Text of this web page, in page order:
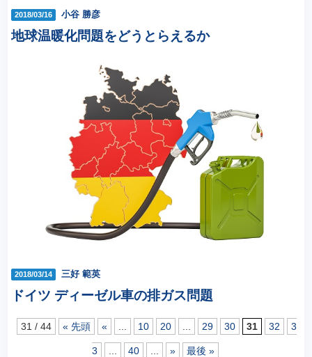
2018/03/16 小谷 勝彦
地球温暖化問題をどうとらえるか
2018/03/14 三好 範英
ドイツ ディーゼル車の排ガス問題
31 / 44 « 先頭 « 10 20 29 30 31 32 3
3 40 » 最後 »